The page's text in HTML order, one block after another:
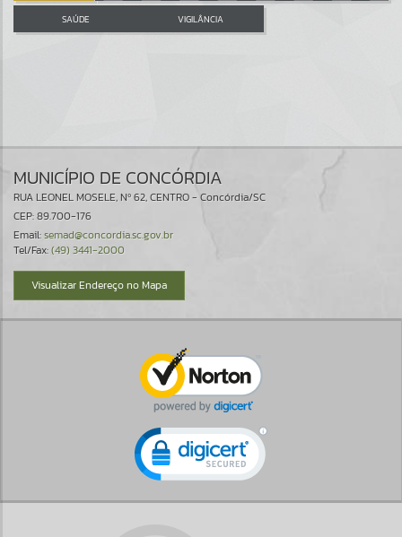
SAÚDE VIGILÂNCIA
MUNICÍPIO DE CONCÓRDIA
RUA LEONEL MOSELE, Nº 62, CENTRO - Concórdia/SC
CEP: 89.700-176
Email:semad@concordia.sc.gov.br
Tel/Fax:(49) 3441-2000
Visualizar Endereço no Mapa